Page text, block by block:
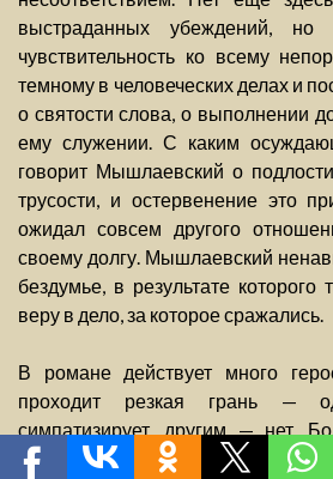
выстраданных убеждений, но
чувствительность ко всему
темному в человеческих делах и
о святости слова, о выполнении
ему служении. С каким
говорит Мышлаевский о
трусости, и остервенение это
ожидал совсем другого
своему долгу. Мышлаевский
бездумье, в результате которого
веру в дело, за которое сражались.
В романе действует много
проходит резкая грань —
симпатизирует, другим — нет.
гетман, Петлюра, Тальберг,